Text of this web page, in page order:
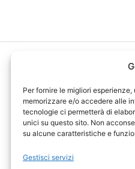
Per fornire le migliori
memorizzare e/o accedere alle
tecnologie ci permetterà di
unici su questo sito. Non
su alcune caratteristiche e
Gestisci servizi
Copyright 2026
Edizioni Web4Star
📰 Contenuto Umano